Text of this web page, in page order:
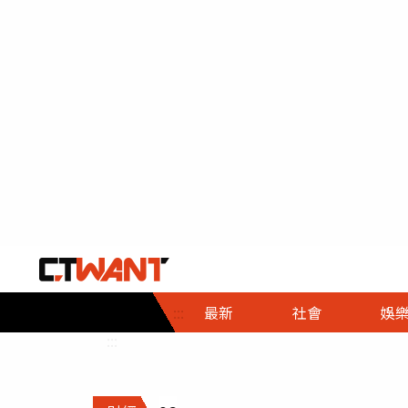
::: 最新 社會
社會首頁
時事
調查
娛樂
娛樂首頁
即時
財經首頁
熱線
政